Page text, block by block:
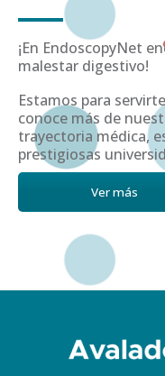
¡En EndoscopyNet
malestar digestivo!
Estamos para
conoce más de
trayectoria médica,
prestigiosas
Ver más